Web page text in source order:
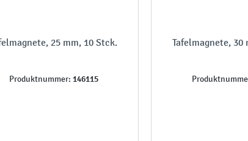
25 mm, 10 Stck.
Produktnummer: 146115
Tafelmagnete, 30